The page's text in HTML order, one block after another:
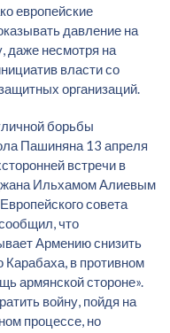
европейские
давление на
даже несмотря на
власти со
организаций.
борьбы
Пашиняна 13 апреля
встречи в
Ильхамом Алиевым
совета
что
Армению снизить
Карабаха, в противном
армянской стороне».
войну, пойдя на
процессе, но